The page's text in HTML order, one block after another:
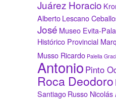
Juárez Horacio
AlbertoLescano
José Museo Evita-
Histórico Provincial
Musso Ricardo Palella
Antonio Pinto
Roca Deodoro
SantiagoRusso Nicolás